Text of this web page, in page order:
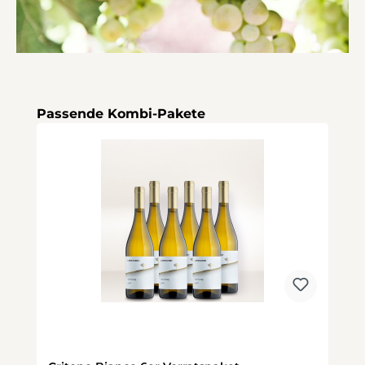
Produktgalerie überspringen
Passende Kombi-Pakete